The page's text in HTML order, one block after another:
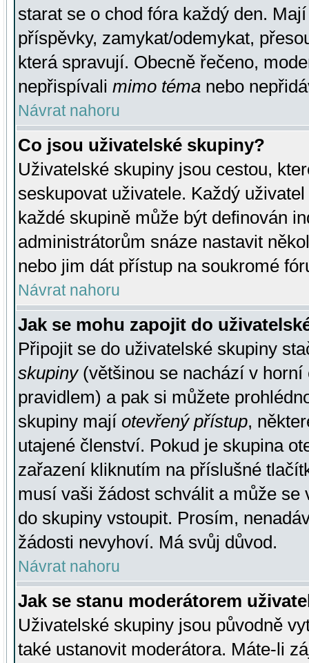
starat se o chod fóra každý den.
příspěvky, zamykat/odemykat,
která spravují. Obecně řečeno,
nepřispívali mimo téma nebo
Návrat nahoru
Co jsou uživatelské skupiny?
Uživatelské skupiny jsou cestou,
seskupovat uživatele. Každý
každé skupině může být definován
administrátorům snáze nastavit
nebo jim dát přístup na soukromé
Návrat nahoru
Jak se mohu zapojit do
Připojit se do uživatelské skupiny
skupiny(většinou se nachází v horní
pravidlem) a pak si můžete
skupiny mají otevřený přístup,
utajené členství. Pokud je skupina
zařazení kliknutím na příslušné
musí vaši žádost schválit a může se
do skupiny vstoupit. Prosím,
žádosti nevyhoví. Má svůj důvod.
Návrat nahoru
Jak se stanu moderátorem
Uživatelské skupiny jsou původně
také ustanovit moderátora. Máte-li